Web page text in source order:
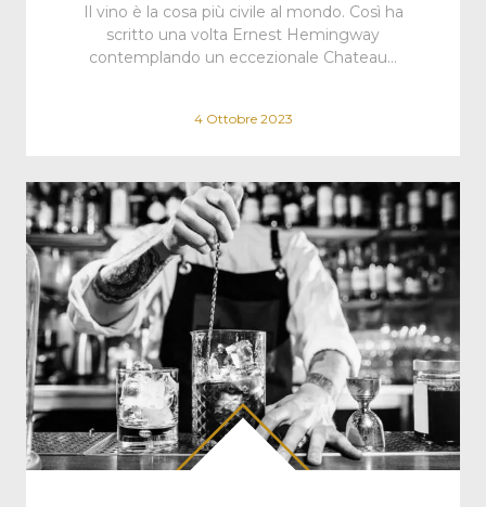
Il vino è la cosa più civile al mondo. Così ha
scritto una volta Ernest Hemingway
contemplando un eccezionale Chateau…
4 Ottobre 2023